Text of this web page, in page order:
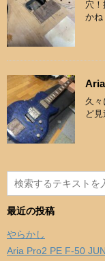
穴
かね
久
ど
最近の投稿
やらかし
Aria Pro2 PE F-50